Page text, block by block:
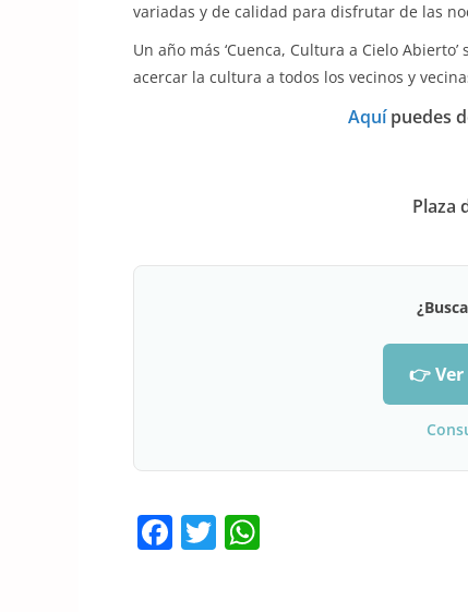
variadas y de calidad para disfrutar de las
Un año más ‘Cuenca, Cultura a Cielo
acercar la cultura a todos los vecinos y
Aquípuedes
Plaza
👉 Ver
F T